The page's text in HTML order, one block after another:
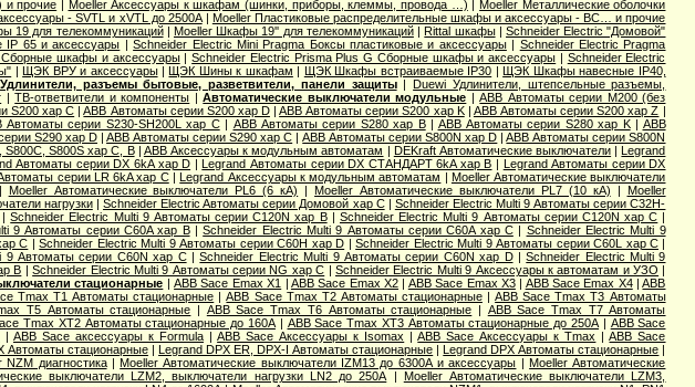
и прочие | Moeller Аксессуары к шкафам (шинки, приборы, клеммы, провода …) |Moeller Металлические оболочки
- SVTL и xVTL до 2500А| Moeller Пластиковые распределительные шкафы и аксессуары - BC… и прочие
19 для телекоммуникаций| Moeller Шкафы 19'' для телекоммуникаций|Rittal шкафы|Schneider Electric "Домовой"
IP 65 и аксессуары |Schneider Electric Mini Pragma Боксы пластиковые и аксессуары| Schneider Electric Pragma
Сборные шкафы и аксессуары|Schneider Electric Prisma Plus G Сборные шкафы и аксессуары | Schneider Electric
|ЩЭК ВРУ и аксессуары|ЩЭК Шины к шкафам | ЩЭК Шкафы встраиваемые IP30 |ЩЭК Шкафы навесные IP40,
Удлинители, разъемы бытовые, разветвители, панели защиты|Duewi Удлинители, штепсельные разъемы,
|ТВ-ответвители и компоненты |Автоматические выключатели модульные |ABB Автоматы серии M200 (без
S200 хар C |ABB Автоматы серии S200 хар D|ABB Автоматы серии S200 хар K| ABB Автоматы серии S200 хар Z |
Автоматы серии S230-SH200L хар С| ABB Автоматы серии S280 хар B| ABB Автоматы серии S280 хар K| ABB
S290 хар D |ABB Автоматы серии S290 хар С |ABB Автоматы серии S800N хар D |ABB Автоматы серии S800N
S800C, S800S хар С, B| ABB Аксессуары к модульным автоматам | DEKraft Автоматические выключатели |Legrand
Автоматы серии DX 6kA хар D |Legrand Автоматы серии DX СТАНДАРТ 6kA хар B | Legrand Автоматы серии DX
серии LR 6kA хар C|Legrand Аксессуары к модульным автоматам | Moeller Автоматические выключатели
Moeller Автоматические выключатели PL6 (6 кА) |Moeller Автоматические выключатели PL7 (10 кА) | Moeller
нагрузки| Schneider Electric Aвтоматы серии Домовой хар C| Schneider Electric Multi 9 Автоматы серии C32H-
Schneider Electric Multi 9 Автоматы серии C120N хар B| Schneider Electric Multi 9 Автоматы серии C120N хар C |
9 Автоматы серии C60A хар B|Schneider Electric Multi 9 Автоматы серии C60A хар C| Schneider Electric Multi 9
C |Schneider Electric Multi 9 Автоматы серии C60H хар D |Schneider Electric Multi 9 Автоматы серии C60L хар C |
9 Автоматы серии C60N хар C|Schneider Electric Multi 9 Автоматы серии C60N хар D|Schneider Electric Multi 9
B |Schneider Electric Multi 9 Автоматы серии NG хар С |Schneider Electric Multi 9 Аксессуары к автоматам и УЗО |
стационарные |ABB Sace Emax X1 | ABB Sace Emax X2 | ABB Sace Emax X3| ABB Sace Emax X4|ABB
Tmax T1 Автоматы стационарные |ABB Sace Tmax T2 Автоматы стационарные|ABB Sace Tmax T3 Автоматы
T5 Автоматы стационарные | ABB Sace Tmax T6 Автоматы стационарные | ABB Sace Tmax T7 Автоматы
Tmax XT2 Автоматы стационарные до 160А| ABB Sace Tmax XT3 Автоматы стационарные до 250А | ABB Sace
| ABB Sace аксессуары к Formula |ABB Sace Аксессуары к Isomax |ABB Sace Аксессуары к Tmax |ABB Sace
Автоматы стационарные |Legrand DPX ER, DPX-I Автоматы стационарные |Legrand DPX Автоматы стационарные |
NZM диагностика|Moeller Автоматические выключатели IZM13 до 6300А и аксессуары |Moeller Автоматические
выключатели LZM2, выключатели нагрузки LN2 до 250А | Moeller Автоматические выключатели LZM3,